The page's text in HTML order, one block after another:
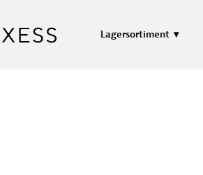
Lagersortiment